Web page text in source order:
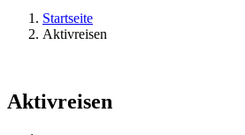
Startseite
Aktivreisen
Aktivreisen